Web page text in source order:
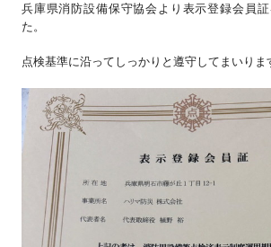
兵庫県消防設備保守協会より表示登録会員
た。
点検基準に沿ってしっかりと遵守してまいりま